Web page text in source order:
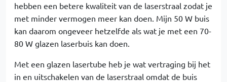
hebben een betere kwaliteit van de laserstraal zodat je
met minder vermogen meer kan doen. Mijn 50 W buis
kan daarom ongeveer hetzelfde als wat je met een 70-
80 W glazen laserbuis kan doen.
Met een glazen lasertube heb je wat vertraging bij het
in en uitschakelen van de laserstraal omdat de buis